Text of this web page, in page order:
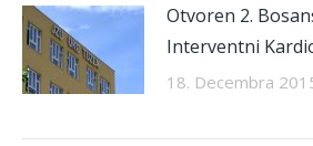
Otvoren 2.
Interventni
18. Decembra